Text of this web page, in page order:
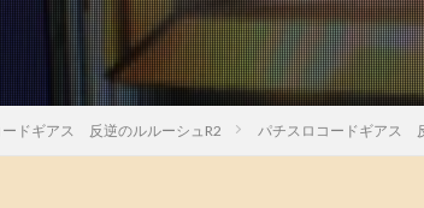
ードギアス 反逆のルルーシュR2 パチスロコードギアス